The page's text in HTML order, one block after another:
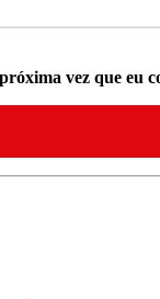
vez que eu